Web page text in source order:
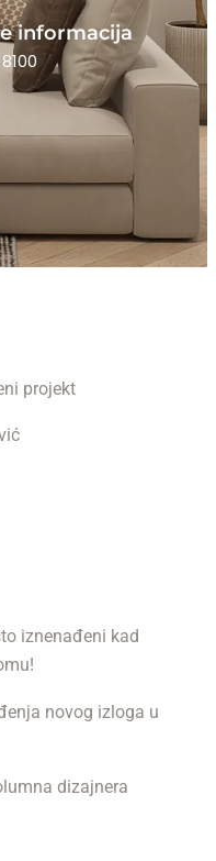
informacija
projekt
iznenađeni kad
novog izloga u
dizajnera